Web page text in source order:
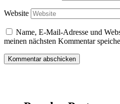
Website
Name, E-Mail-Adresse und
meinen nächsten Kommentar